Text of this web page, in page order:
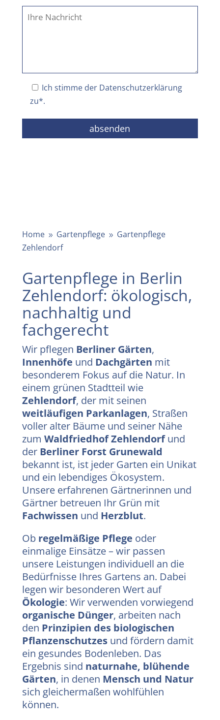
Ich stimme der Datenschutzerklärung
zu*.
Home 9 Gartenpflege 9 Gartenpflege
Zehlendorf
Gartenpflege in Berlin
Zehlendorf: ökologisch,
nachhaltig und
fachgerecht
Wir pflegen Berliner Gärten,
Innenhöfe und Dachgärten mit
besonderem Fokus auf die Natur. In
einem grünen Stadtteil wie
Zehlendorf, der mit seinen
weitläufigen Parkanlagen, Straßen
voller alter Bäume und seiner Nähe
zum Waldfriedhof Zehlendorfund
der Berliner Forst Grunewald
bekannt ist, ist jeder Garten ein Unikat
und ein lebendiges Ökosystem.
Unsere erfahrenen Gärtnerinnen und
Gärtner betreuen Ihr Grün mit
Fachwissen und Herzblut.
Ob regelmäßige Pflege oder
einmalige Einsätze – wir passen
unsere Leistungen individuell an die
Bedürfnisse Ihres Gartens an. Dabei
legen wir besonderen Wert auf
Ökologie: Wir verwenden vorwiegend
organische Dünger, arbeiten nach
den Prinzipien des biologischen
Pflanzenschutzesund fördern damit
ein gesundes Bodenleben. Das
Ergebnis sind naturnahe, blühende
Gärten, in denen Mensch und Natur
sich gleichermaßen wohlfühlen
können.